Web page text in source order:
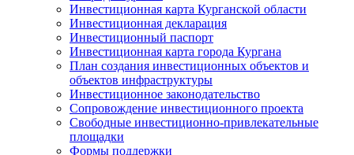
Инвестиционная карта Курганской области
Инвестиционная декларация
Инвестиционный паспорт
Инвестиционная карта города Кургана
План создания инвестиционных объектов и
объектов инфраструктуры
Инвестиционное законодательство
Сопровождение инвестиционного проекта
Свободные инвестиционно-привлекательные
площадки
Формы поддержки